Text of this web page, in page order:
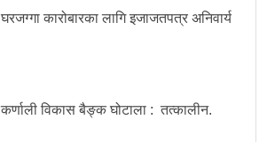
घरजग्गा कारोबारका लागि इजाजतपत्र अनिवार्य
कर्णाली विकास बैङ्क घोटाला : तत्कालीन.